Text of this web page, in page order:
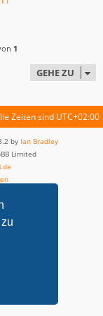
1
GEHE ZU
Zeiten sind UTC+02:00
by Ian Bradley
Limited